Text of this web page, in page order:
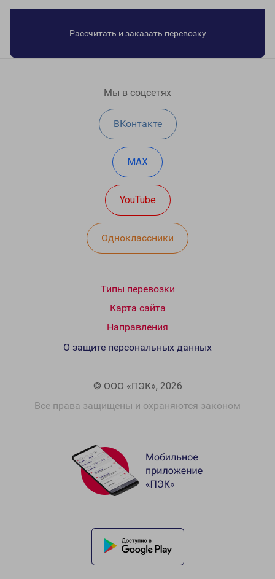
Рассчитать и заказать перевозку
Мы в соцсетях
ВКонтакте
MAX
YouTube
Одноклассники
Типы перевозки
Карта сайта
Направления
© ООО «ПЭК», 2026
Все права защищены и охраняются законом
О защите персональных данных